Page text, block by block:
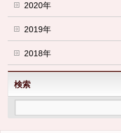
2020年
2019年
2018年
検索